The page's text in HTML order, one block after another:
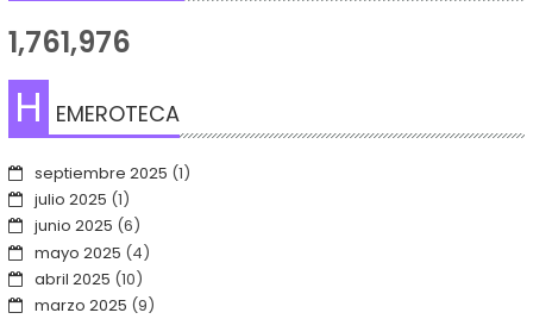
1,761,976
H EMEROTECA
septiembre 2025 (1)
julio 2025 (1)
junio 2025 (6)
mayo 2025 (4)
abril 2025 (10)
marzo 2025 (9)